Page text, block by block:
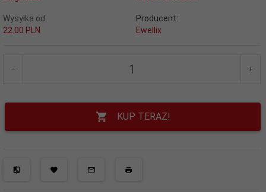
Wysyłka od:
22.00 PLN
Producent:
Ewellix
KUP TERAZ!